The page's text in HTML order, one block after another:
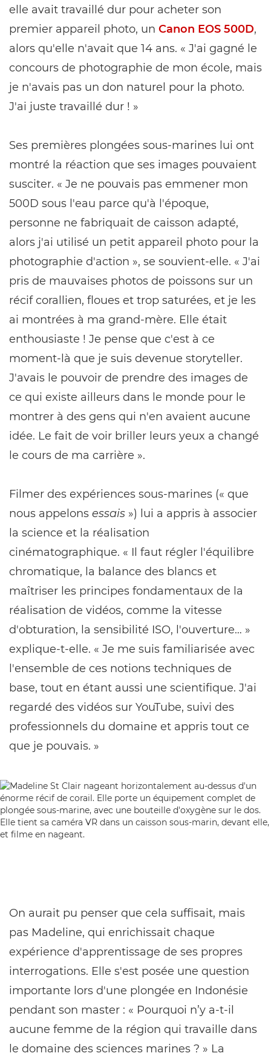
elle avait travaillé dur pour acheter son
premier appareil photo, un Canon EOS 500D,
alors qu'elle n'avait que 14 ans. « J'ai gagné le
concours de photographie de mon école, mais
je n'avais pas un don naturel pour la photo.
J'ai juste travaillé dur ! »
Ses premières plongées sous-marines lui ont
montré la réaction que ses images pouvaient
susciter. « Je ne pouvais pas emmener mon
500D sous l'eau parce qu'à l'époque,
personne ne fabriquait de caisson adapté,
alors j'ai utilisé un petit appareil photo pour la
photographie d'action », se souvient-elle. « J'ai
pris de mauvaises photos de poissons sur un
récif corallien, floues et trop saturées, et je les
ai montrées à ma grand-mère. Elle était
enthousiaste ! Je pense que c'est à ce
moment-là que je suis devenue storyteller.
J'avais le pouvoir de prendre des images de
ce qui existe ailleurs dans le monde pour le
montrer à des gens qui n'en avaient aucune
idée. Le fait de voir briller leurs yeux a changé
le cours de ma carrière ».
Filmer des expériences sous-marines (« que
nous appelons essais ») lui a appris à associer
la science et la réalisation
cinématographique. « Il faut régler l'équilibre
chromatique, la balance des blancs et
maîtriser les principes fondamentaux de la
réalisation de vidéos, comme la vitesse
d'obturation, la sensibilité ISO, l'ouverture… »
explique-t-elle. « Je me suis familiarisée avec
l'ensemble de ces notions techniques de
base, tout en étant aussi une scientifique. J'ai
regardé des vidéos sur YouTube, suivi des
professionnels du domaine et appris tout ce
que je pouvais. »
On aurait pu penser que cela suffisait, mais
pas Madeline, qui enrichissait chaque
expérience d'apprentissage de ses propres
interrogations. Elle s'est posée une question
importante lors d'une plongée en Indonésie
pendant son master : « Pourquoi n’y a-t-il
aucune femme de la région qui travaille dans
le domaine des sciences marines ? » La